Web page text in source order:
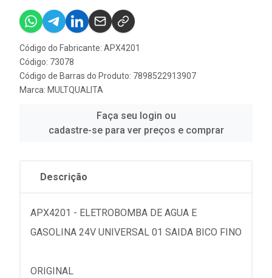
Código do Fabricante: APX4201
Código: 73078
Código de Barras do Produto: 7898522913907
Marca: MULTQUALITA
Faça seu login ou
cadastre-se para ver preços e comprar
Descrição
APX4201 - ELETROBOMBA DE AGUA E
GASOLINA 24V UNIVERSAL 01 SAIDA BICO FINO
ORIGINAL